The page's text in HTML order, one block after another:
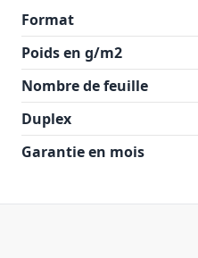
Format
Poids en g/m2
Nombre de feuille
Duplex
Garantie en mois